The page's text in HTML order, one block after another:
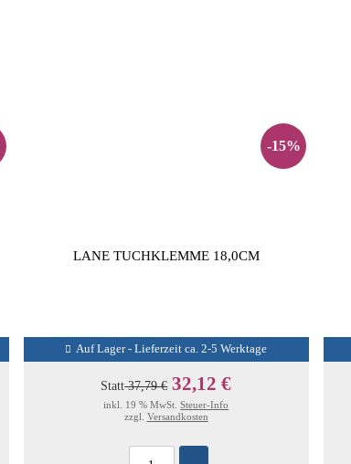
-15%
LANE TUCHKLEMME 18,0CM
Auf Lager - Lieferzeit ca. 2-5 Werktage
Statt37,79 € 32,12 €
inkl. 19 % MwSt.Steuer-Info
zzgl. Versandkosten